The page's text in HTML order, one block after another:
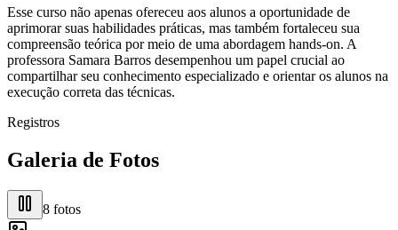
Esse curso não apenas ofereceu aos alunos a oportunidade de
aprimorar suas habilidades práticas, mas também fortaleceu sua
compreensão teórica por meio de uma abordagem hands-on. A
professora Samara Barros desempenhou um papel crucial ao
compartilhar seu conhecimento especializado e orientar os alunos na
execução correta das técnicas.
Registros
Galeria de Fotos
8 fotos